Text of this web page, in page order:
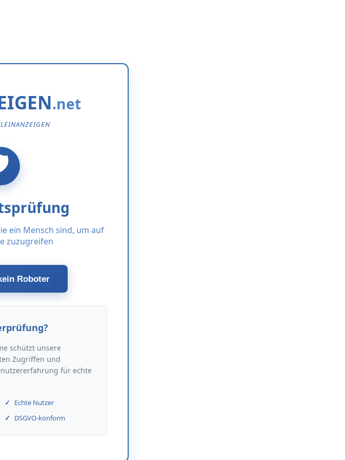
ein Mensch sind, um auf
zuzugreifen
Roboter
schützt unsere
Zugriffen und
für echte
Echte Nutzer
DSGVO-konform